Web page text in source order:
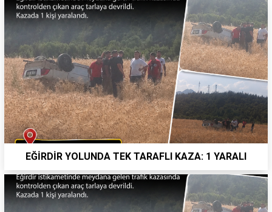
EĞİRDİR YOLUNDA TEK TARAFLI KAZA: 1 YARALI